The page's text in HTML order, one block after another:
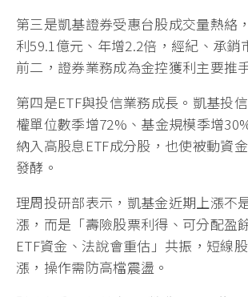
第三是凱基證券受惠台股成交量熱絡
利59.1億元、年增2.2倍，經紀、承銷
前二，證券業務成為金控獲利主要推
第四是ETF與投信業務成長。凱基投
權單位數季增72%、基金規模季增
納入高股息ETF成分股，也使被動資
發酵。
理周投研部表示，凱基金近期上漲不
漲，而是「壽險股票利得、可分配盈
ETF資金、法說會重估」共振，短線
漲，操作需防高檔震盪。